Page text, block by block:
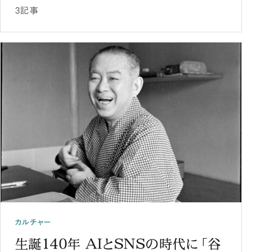
3記事
カルチャー
生誕140年 AIとSNSの時代に「谷